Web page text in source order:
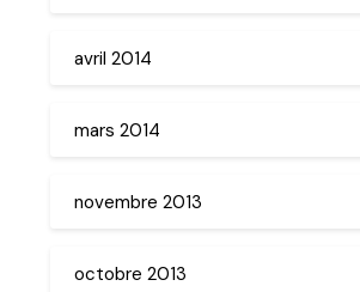
avril 2014
mars 2014
novembre 2013
octobre 2013